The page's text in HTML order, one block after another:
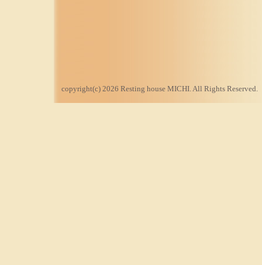
copyright(c) 2026 Resting house MICHI. All Rights Reserved.